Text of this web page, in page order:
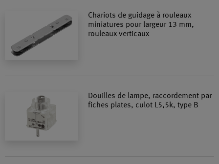
Chariots de guidage à rouleaux
miniatures pour largeur 13 mm,
rouleaux verticaux
Douilles de lampe, raccordement par
fiches plates, culot L5,5k, type B